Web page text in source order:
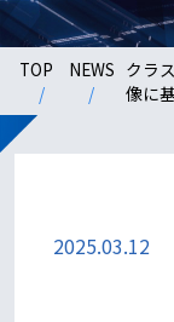
TOP NEWS クラ
像に
2025.03.12